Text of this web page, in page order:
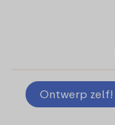
Ontwerp zelf!